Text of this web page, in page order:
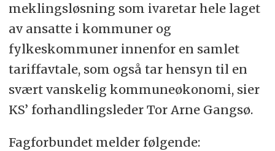
meklingsløsning som ivaretar hele laget
av ansatte i kommuner og
fylkeskommuner innenfor en samlet
tariffavtale, som også tar hensyn til en
svært vanskelig kommuneøkonomi, sier
KS’ forhandlingsleder Tor Arne Gangsø.
Fagforbundet melder følgende: